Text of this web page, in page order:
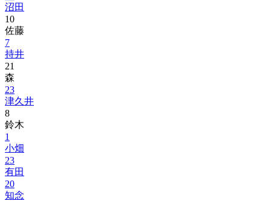
沼田
10
佐藤
7
持井
21
森
23
津久井
8
鈴木
1
小畑
23
有田
20
知念